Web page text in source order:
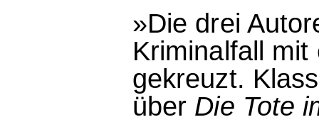
»Die drei
Kriminalfall
gekreuzt.
über Die Tote